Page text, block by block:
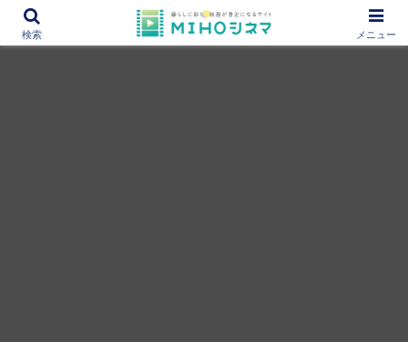
12000作品を紹介！あなたの映画図書館『MIHOシネマ』
検索 メニュー